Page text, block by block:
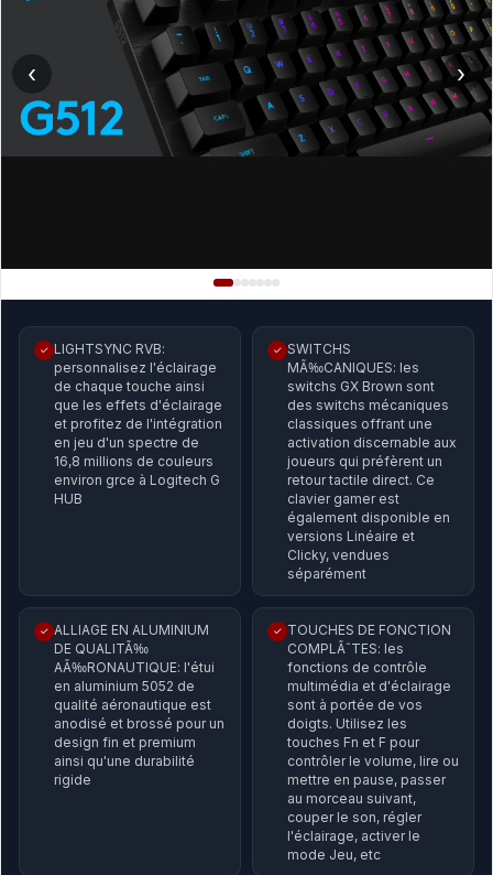
‹ ›
✓ LIGHTSYNC RVB:
personnalisez l'éclairage
de chaque touche ainsi
que les effets d'éclairage
et profitez de l'intégration
en jeu d'un spectre de
16,8 millions de couleurs
environ grce à Logitech G
HUB
✓ SWITCHS
MÃ‰CANIQUES: les
switchs GX Brown sont
des switchs mécaniques
classiques offrant une
activation discernable aux
joueurs qui préfèrent un
retour tactile direct. Ce
clavier gamer est
également disponible en
versions Linéaire et
Clicky, vendues
séparément
✓ ALLIAGE EN ALUMINIUM
DE QUALITÃ‰
AÃ‰RONAUTIQUE: l'étui
en aluminium 5052 de
qualité aéronautique est
anodisé et brossé pour un
design fin et premium
ainsi qu'une durabilité
rigide
✓ TOUCHES DE FONCTION
COMPLÃˆTES: les
fonctions de contrôle
multimédia et d'éclairage
sont à portée de vos
doigts. Utilisez les
touches Fn et F pour
contrôler le volume, lire ou
mettre en pause, passer
au morceau suivant,
couper le son, régler
l'éclairage, activer le
mode Jeu, etc